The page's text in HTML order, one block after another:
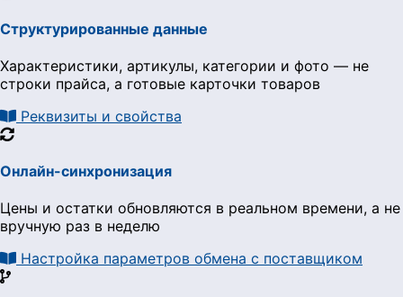
Структурированные данные
Характеристики, артикулы, категории и фото — не
строки прайса, а готовые карточки товаров
Реквизиты и свойства
Онлайн-синхронизация
Цены и остатки обновляются в реальном времени, а не
вручную раз в неделю
Настройка параметров обмена с поставщиком